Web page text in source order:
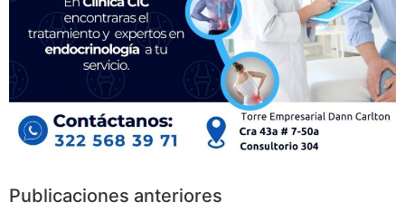
Publicaciones anteriores